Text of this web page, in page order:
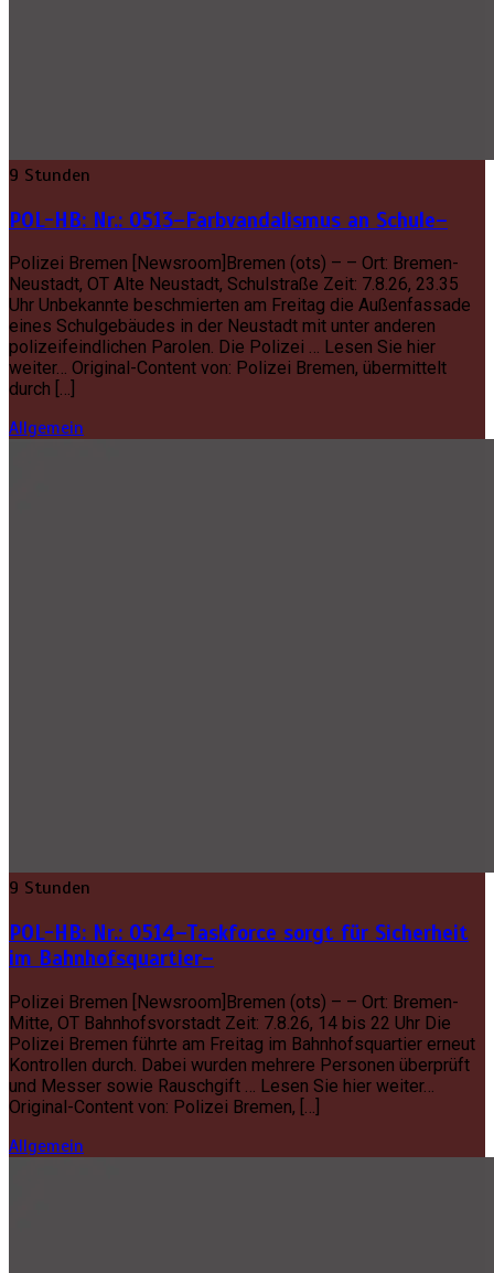
9 Stunden
POL-HB: Nr.: 0513–Farbvandalismus an Schule–
Polizei Bremen [Newsroom]Bremen (ots) – – Ort: Bremen-
Neustadt, OT Alte Neustadt, Schulstraße Zeit: 7.8.26, 23.35
Uhr Unbekannte beschmierten am Freitag die Außenfassade
eines Schulgebäudes in der Neustadt mit unter anderen
polizeifeindlichen Parolen. Die Polizei … Lesen Sie hier
weiter… Original-Content von: Polizei Bremen, übermittelt
durch […]
Allgemein
9 Stunden
POL-HB: Nr.: 0514–Taskforce sorgt für Sicherheit
im Bahnhofsquartier–
Polizei Bremen [Newsroom]Bremen (ots) – – Ort: Bremen-
Mitte, OT Bahnhofsvorstadt Zeit: 7.8.26, 14 bis 22 Uhr Die
Polizei Bremen führte am Freitag im Bahnhofsquartier erneut
Kontrollen durch. Dabei wurden mehrere Personen überprüft
und Messer sowie Rauschgift … Lesen Sie hier weiter…
Original-Content von: Polizei Bremen, […]
Allgemein